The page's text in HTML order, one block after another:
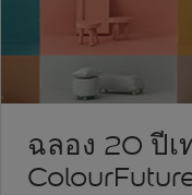
ฉลอง 20 ปีเ